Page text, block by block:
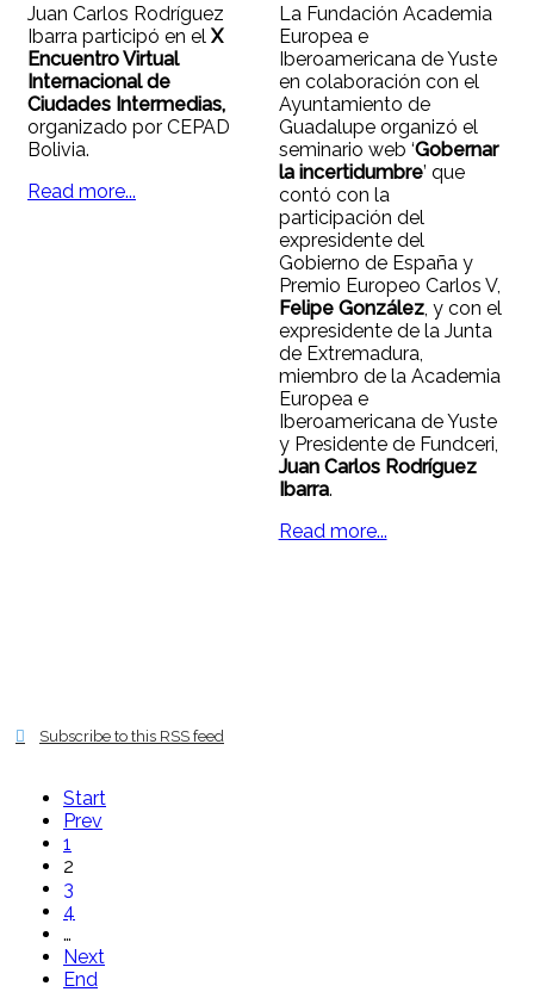
Juan Carlos Rodríguez
Ibarra participó en el X
Encuentro Virtual
Internacional de
Ciudades Intermedias,
organizado por CEPAD
Bolivia.
Read more...
La Fundación Academia
Europea e
Iberoamericana de Yuste
en colaboración con el
Ayuntamiento de
Guadalupe organizó el
seminario web ‘Gobernar
la incertidumbre’ que
contó con la
participación del
expresidente del
Gobierno de España y
Premio Europeo Carlos V,
Felipe González, y con el
expresidente de la Junta
de Extremadura,
miembro de la Academia
Europea e
Iberoamericana de Yuste
y Presidente de Fundceri,
Juan Carlos Rodríguez
Ibarra.
Read more...
Subscribe to this RSS feed
Start
Prev
1
2
3
4
…
Next
End